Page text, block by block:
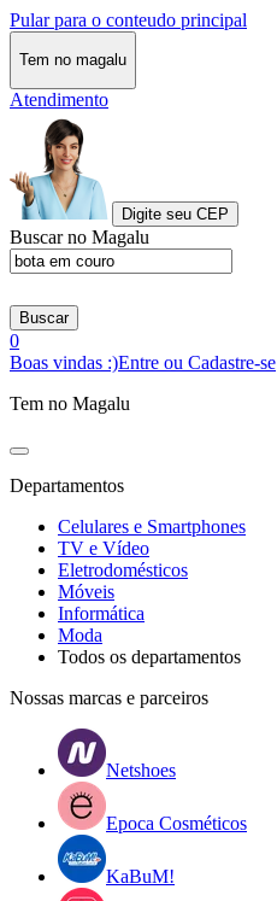
Pular para o conteudo principal
Tem no magalu
Atendimento
Digite seu CEP
Buscar no Magalu
Buscar
0
Boas vindas :)Entre ou Cadastre-se
Tem no Magalu
Departamentos
Celulares e Smartphones
TV e Vídeo
Eletrodomésticos
Móveis
Informática
Moda
Todos os departamentos
Nossas marcas e parceiros
Netshoes
Epoca Cosméticos
KaBuM!